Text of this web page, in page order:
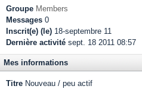
Groupe Members
Messages 0
Inscrit(e) (le) 18-septembre 11
Dernière activité sept. 18 2011 08:57
Mes informations
Titre Nouveau / peu actif